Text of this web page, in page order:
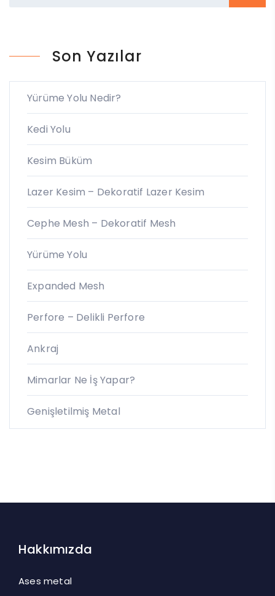
Son Yazılar
Yürüme Yolu Nedir?
Kedi Yolu
Kesim Büküm
Lazer Kesim – Dekoratif Lazer Kesim
Cephe Mesh – Dekoratif Mesh
Yürüme Yolu
Expanded Mesh
Perfore – Delikli Perfore
Ankraj
Mimarlar Ne İş Yapar?
Genişletilmiş Metal
Hakkımızda
Ases metal